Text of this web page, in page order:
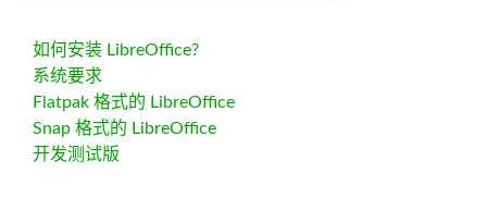
如何安装 LibreOffice?
系统要求
Flatpak 格式的 LibreOffice
Snap 格式的 LibreOffice
开发测试版